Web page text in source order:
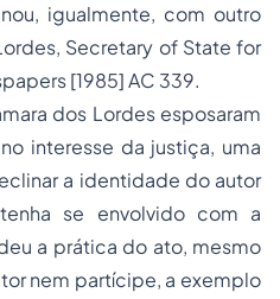
igualmente, com outro
Secretary of State for
[1985] AC 339.
dos Lordes esposaram
interesse da justiça, uma
a identidade do autor
se envolvido com a
a prática do ato, mesmo
nem partícipe, a exemplo